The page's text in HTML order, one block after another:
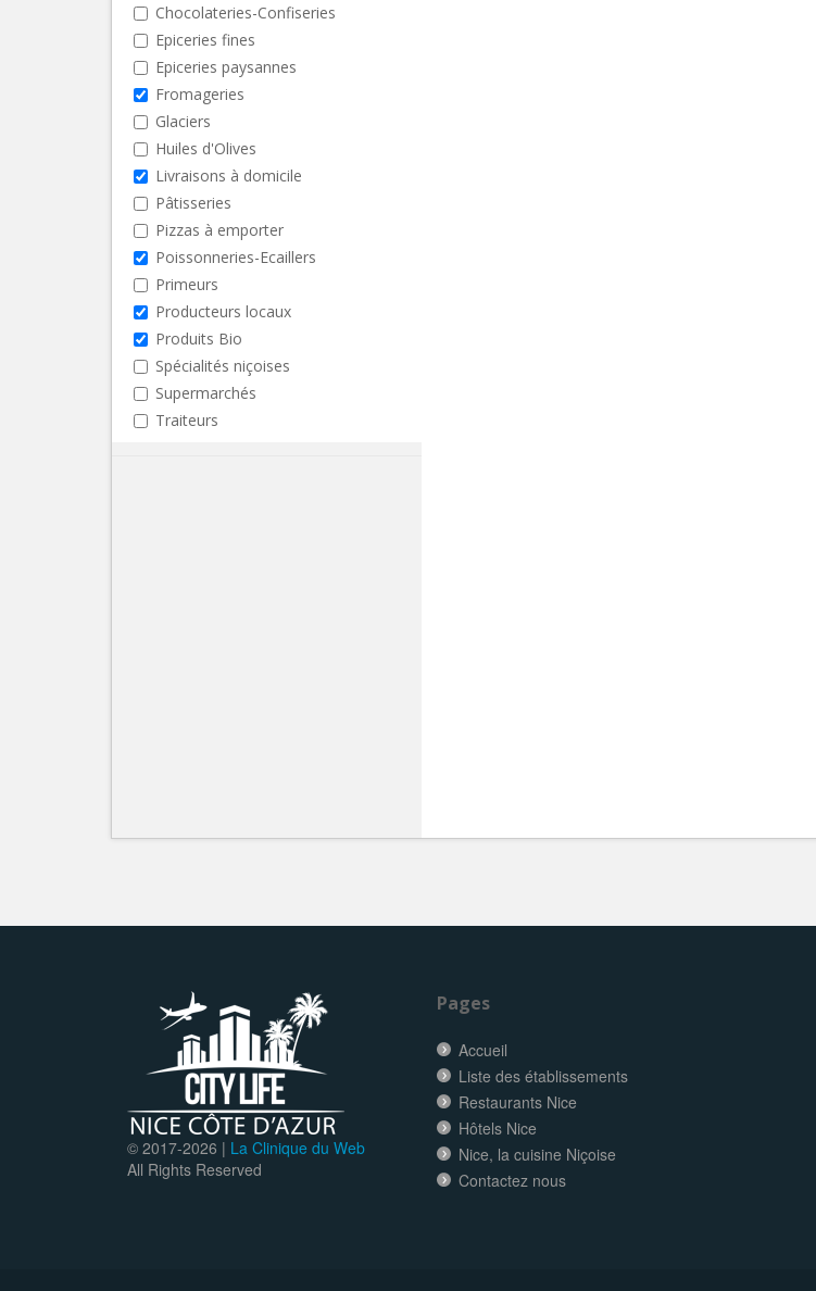
Chocolateries-Confiseries
Epiceries fines
Epiceries paysannes
Fromageries
Glaciers
Huiles d'Olives
Livraisons à domicile
Pâtisseries
Pizzas à emporter
Poissonneries-Ecaillers
Primeurs
Producteurs locaux
Produits Bio
Spécialités niçoises
Supermarchés
Traiteurs
© 2017-2026 | La Clinique du Web
All Rights Reserved
Pages
Accueil
Liste des établissements
Restaurants Nice
Hôtels Nice
Nice, la cuisine Niçoise
Contactez nous